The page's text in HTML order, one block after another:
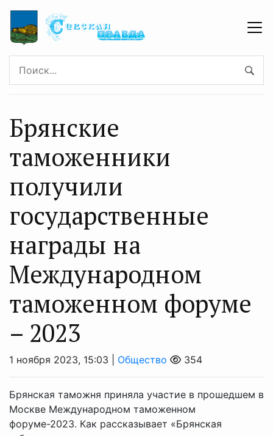
Брянские
таможенники
получили
государственные
награды на
Международном
таможенном форуме
– 2023
1 ноября 2023, 15:03 | Общество 354
Брянская таможня приняла участие в прошедшем в
Москве Международном таможенном
форуме-2023. Как рассказывает «Брянская